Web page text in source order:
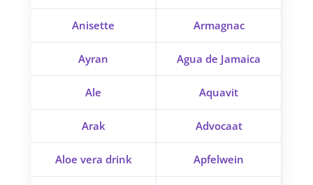
Anisette Armagnac
Ayran Agua de Jamaica
Ale Aquavit
Arak Advocaat
Aloe vera drink Apfelwein